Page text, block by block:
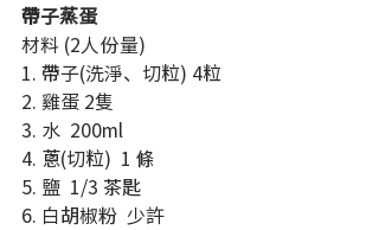
帶子蒸蛋
材料 (2人份量)
1. 帶子(洗淨、切粒) 4粒
2. 雞蛋 2隻
3. 水  200ml
4. 蔥(切粒)  1 條
5. 鹽  1/3 茶匙
6. 白胡椒粉  少許